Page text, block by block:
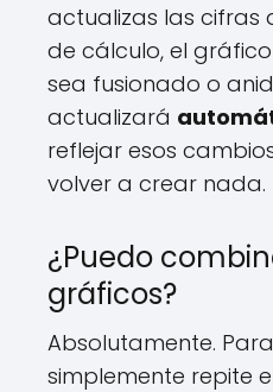
actualizas las cifras
de cálculo, el
sea fusionado o
actualizará
reflejar esos
volver a crear nada.
¿Puedo
gráficos?
Absolutamente.
simplemente repite